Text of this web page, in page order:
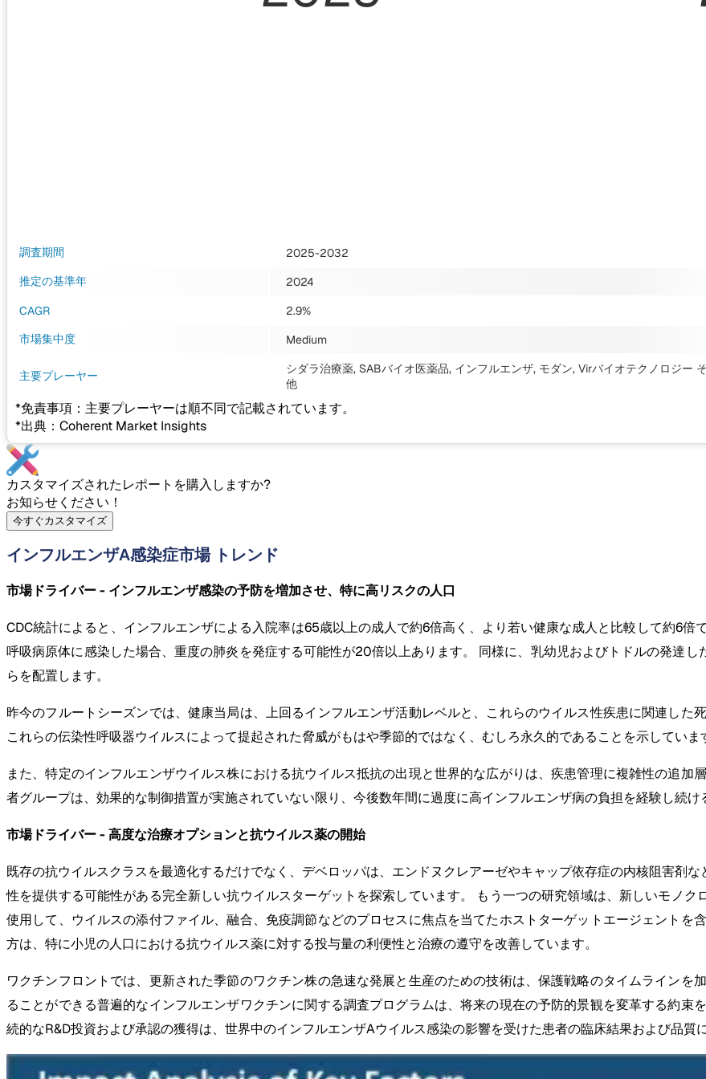
調査期間
2025-2032
推定の基準年
2024
CAGR
2.9%
市場集中度
Medium
主要プレーヤー シダラ治療薬, SABバイオ医薬品, インフルエンザ, モダン, Virバイオテクノロジー
他
*免責事項：主要プレーヤーは順不同で記載されています。
*出典：Coherent Market Insights
カスタマイズされたレポートを購入しますか?
お知らせください！
今すぐカスタマイズ
インフルエンザA感染症市場 トレンド
市場ドライバー - インフルエンザ感染の予防を増加させ、特に高リスクの人口
CDC統計によると、インフルエンザによる入院率は65歳以上の成人で約6倍高く、より若い健康な成人と比較して約6
呼吸病原体に感染した場合、重度の肺炎を発症する可能性が20倍以上あります。 同様に、乳幼児およびトドルの発達
らを配置します。
昨今のフルートシーズンでは、健康当局は、上回るインフルエンザ活動レベルと、これらのウイルス性疾患に関連した
これらの伝染性呼吸器ウイルスによって提起された脅威がもはや季節的ではなく、むしろ永久的であることを示していま
また、特定のインフルエンザウイルス株における抗ウイルス抵抗の出現と世界的な広がりは、疾患管理に複雑性の追
者グループは、効果的な制御措置が実施されていない限り、今後数年間に過度に高インフルエンザ病の負担を経験し続け
市場ドライバー - 高度な治療オプションと抗ウイルス薬の開始
既存の抗ウイルスクラスを最適化するだけでなく、デベロッパは、エンドヌクレアーゼやキャップ依存症の内核阻害剤
性を提供する可能性がある完全新しい抗ウイルスターゲットを探索しています。 もう一つの研究領域は、新しいモノ
使用して、ウイルスの添付ファイル、融合、免疫調節などのプロセスに焦点を当てたホストターゲットエージェントを
方は、特に小児の人口における抗ウイルス薬に対する投与量の利便性と治療の遵守を改善しています。
ワクチンフロントでは、更新された季節のワクチン株の急速な発展と生産のための技術は、保護戦略のタイムラインを
ることができる普遍的なインフルエンザワクチンに関する調査プログラムは、将来の現在の予防的景観を変革する約
続的なR&D投資および承認の獲得は、世界中のインフルエンザAウイルス感染の影響を受けた患者の臨床結果および品質